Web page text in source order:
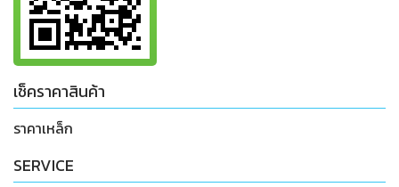
เช็คราคาสินค้า
ราคาเหล็ก
SERVICE